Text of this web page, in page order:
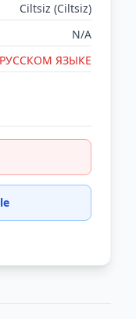
Ciltsiz (Ciltsiz)
N/A
ЯЗЫКЕ